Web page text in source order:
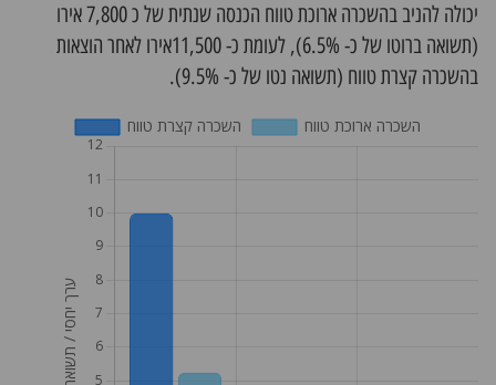
יכולה להניב בהשכרה ארוכת טווח הכנסה שנתית של כ 7,800 אירו
(תשואה ברוטו של כ- 6.5%), לעומת כ- 11,500אירו לאחר הוצאות
בהשכרה קצרת טווח (תשואה נטו של כ- 9.5%).